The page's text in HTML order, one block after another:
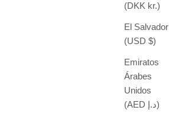
(DKK kr.)
El Salvador
(USD $)
Emiratos
Árabes
Unidos
(AED د.إ)